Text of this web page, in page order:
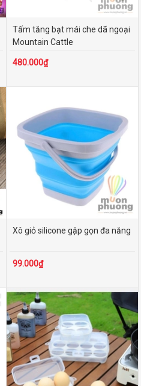
Tấm tăng bạt mái che dã ngoại
Mountain Cattle
480.000₫
Xô giỏ silicone gập gọn đa năng
99.000₫